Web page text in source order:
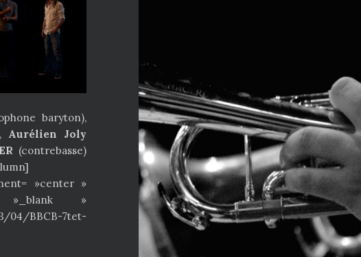
baryton),
Aurélien Joly
(contrebasse)
»center »
»_blank »
BBCB-7tet-